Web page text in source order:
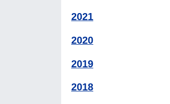
2021
2020
2019
2018